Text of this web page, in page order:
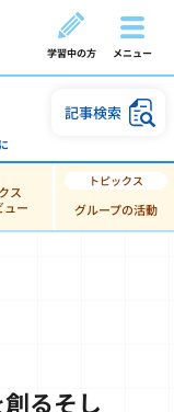
学習中の方 メニュー
記事検索
ス
ュー
グループの活動
るそし